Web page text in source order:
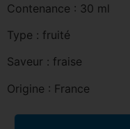
Contenance : 30 ml
Type : fruité
Saveur : fraise
Origine : France